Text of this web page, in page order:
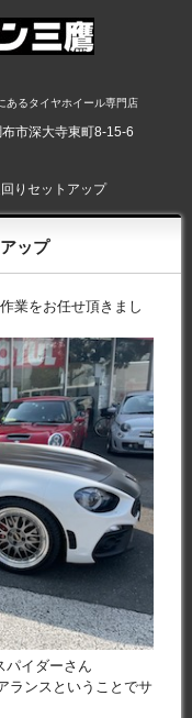
あるタイヤホイール専門店
市深大寺東町8-15-6
りセットアップ
ップ
業をお任せ頂きまし
パイダーさん
ランスということでサ